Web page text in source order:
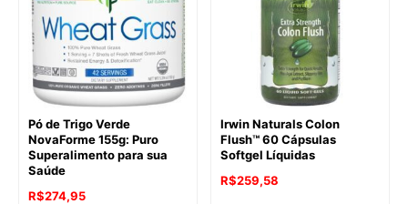
Pó de Trigo Verde
NovaForme 155g: Puro
Superalimento para sua
Saúde
R$274,95
Irwin Naturals Colon
Flush™ 60 Cápsulas
Softgel Líquidas
R$259,58